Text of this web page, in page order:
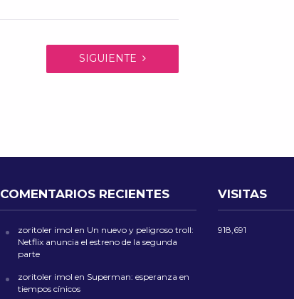
SIGUIENTE
COMENTARIOS RECIENTES
zoritoler imol en Un nuevo y peligroso troll:
Netflix anuncia el estreno de la segunda
parte
zoritoler imol en Superman: esperanza en
tiempos cínicos
VISITAS
918,691